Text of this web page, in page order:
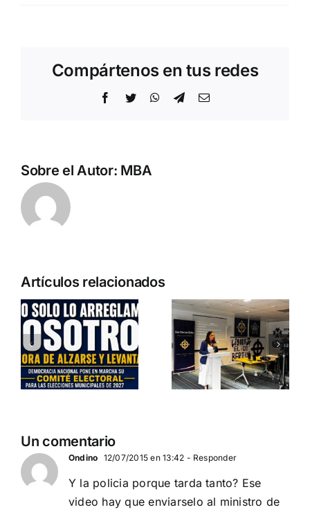
Compártenos en tus redes
Facebook
Twitter WhatsApp
TelegramCorreo
Sobre el Autor: MBA
Artículos relacionados
Entrevista a
Jennifer
Amaro
Departamento Pro-Vida
Crónica
«Marcha SÍ
A LA VIDA»
DN ESTUVO PRESENTE
Un comentario
Ondino 12/07/2015 en 13:42 - Responder
Y la policia porque tarda tanto? Ese
video hay que enviarselo al ministro de